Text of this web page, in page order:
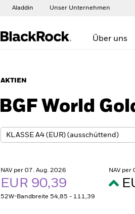
Aladdin Unser Unternehmen
Über uns
AKTIEN
BGF World
NAV per 07. Aug. 2026
EUR 90,39
52W-Bandbreite 54,85 - 111,39
NAV per